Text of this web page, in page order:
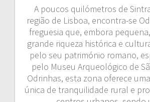
A poucos quilómetros de
região de Lisboa, encontra-se
freguesia que, embora
grande riqueza histórica e
pelo seu património romano,
pelo Museu Arqueológico de
Odrinhas, esta zona oferece
única de tranquilidade rural e